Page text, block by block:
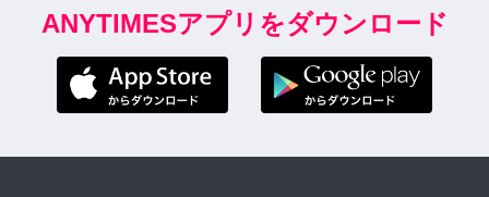
ANYTIMESアプリをダウンロード